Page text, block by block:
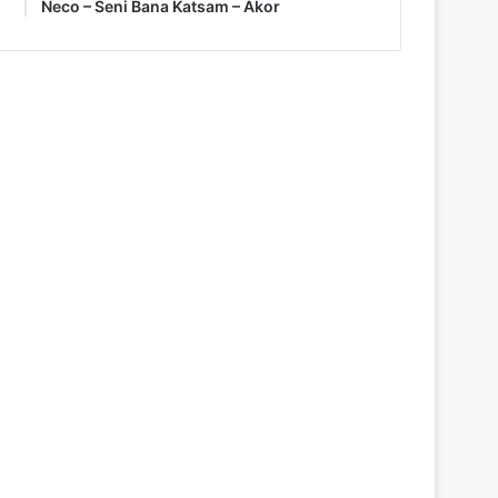
Neco – Seni Bana Katsam – Akor